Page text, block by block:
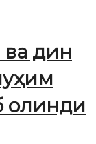
дин
олинди